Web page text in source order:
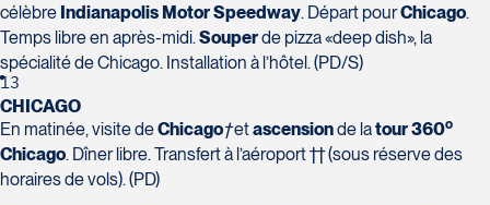
célèbre Indianapolis Motor Speedway. Départ pourChicago.
Temps libre en après-midi.Souperde pizza «deep dish», la
spécialité de Chicago. Installation à l’hôtel. (PD/S)
13
CHICAGO
En matinée, visite deChicago†etascensionde latour 360o
Chicago. Dîner libre. Transfert à l’aéroport †† (sous réserve des
horaires de vols). (PD)
J4W 1L9
Tél :450-671-6654 / 1-888-461-6654
Voyages Tourbec Lapointe
Voyages Paradis
2500 rue Beaurevoir, local 340
Québec
G2C 0M4
418-659-6650